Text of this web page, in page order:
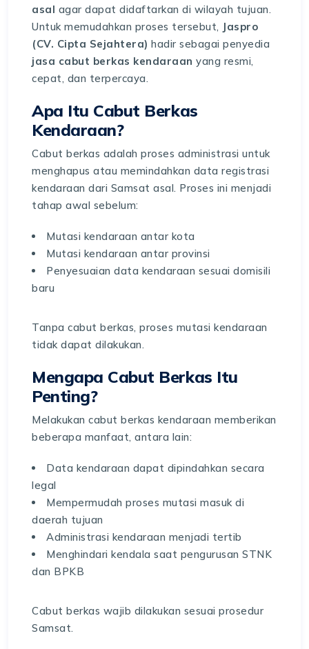
asal agar dapat didaftarkan di wilayah tujuan.
Untuk memudahkan proses tersebut, Jaspro
(CV. Cipta Sejahtera) hadir sebagai penyedia
jasa cabut berkas kendaraan yang resmi,
cepat, dan terpercaya.
Apa Itu Cabut Berkas
Kendaraan?
Cabut berkas adalah proses administrasi untuk
menghapus atau memindahkan data registrasi
kendaraan dari Samsat asal. Proses ini menjadi
tahap awal sebelum:
Mutasi kendaraan antar kota
Mutasi kendaraan antar provinsi
Penyesuaian data kendaraan sesuai domisili
baru
Tanpa cabut berkas, proses mutasi kendaraan
tidak dapat dilakukan.
Mengapa Cabut Berkas Itu
Penting?
Melakukan cabut berkas kendaraan memberikan
beberapa manfaat, antara lain:
Data kendaraan dapat dipindahkan secara
legal
Mempermudah proses mutasi masuk di
daerah tujuan
Administrasi kendaraan menjadi tertib
Menghindari kendala saat pengurusan STNK
dan BPKB
Cabut berkas wajib dilakukan sesuai prosedur
Samsat.